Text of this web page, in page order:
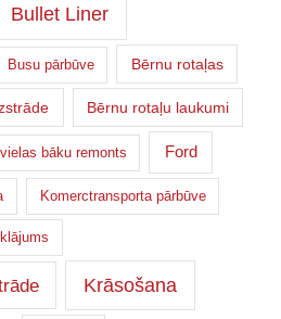
Bullet Liner
Busu pārbūve Bērnu rotaļas
Bērnu rotaļu laukumi
bāku remonts Ford
Komerctransporta pārbūve
Krāsošana